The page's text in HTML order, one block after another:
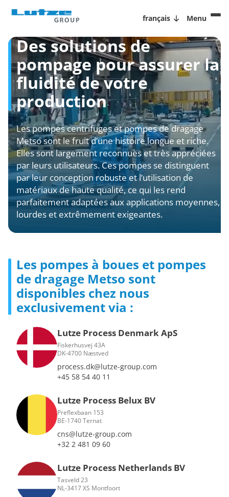
français Menu
Des solutions de
pompage pour assurer la
fluidité de votre
production
Les pompes centrifuges et pompes de dragage
Metso sont le fruit d’une histoire longue et riche.
Elles sont largement reconnues et très appréciées
par leurs utilisateurs. Ces pompes se distinguent
par leur conception robuste et l’utilisation de
matériaux de haute qualité, ce qui les rend
parfaitement adaptées aux applications moyennes,
lourdes et extrêmement exigeantes.
Les pompes à boues et pompes
de dragage Metso sont
disponibles chez nous
exclusivement via :
Lutze Process Denmark ApS
Fiskerhusvej 43A
DK-4700 Næstved
process.dk@lutze-group.com
+45 58 54 40 11
Lutze Process Belux BV
Preflexbaan 153
BE-1740 Ternat
cns@lutze-group.com
+32 2 481 09 60
Lutze Process Netherlands BV
Tasveld 23
NL-3417 XS Montfoort